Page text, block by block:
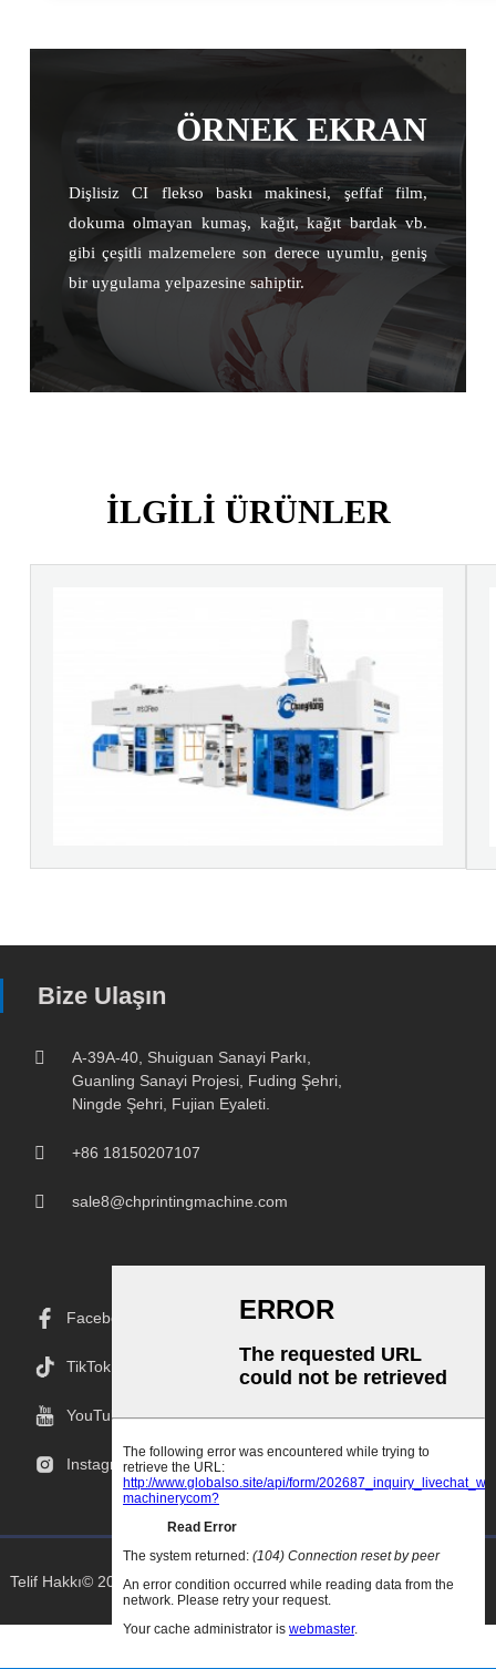
ÖRNEK EKRAN
Dişlisiz CI flekso baskı makinesi, şeffaf film,
dokuma olmayan kumaş, kağıt, kağıt bardak vb.
gibi çeşitli malzemelere son derece uyumlu, geniş
bir uygulama yelpazesine sahiptir.
ILGILI ÜRÜNLER
Bize Ulaşın
A-39A-40, Shuiguan Sanayi Parkı,
Guanling Sanayi Projesi, Fuding Şehri,
Ningde Şehri, Fujian Eyaleti.
+86 18150207107
sale8@chprintingmachine.com
Facebook
TikTok
YouTube
Instagram
Telif Hakkı© 2025 Goodao.Cn Tüm Hakları Saklıdır